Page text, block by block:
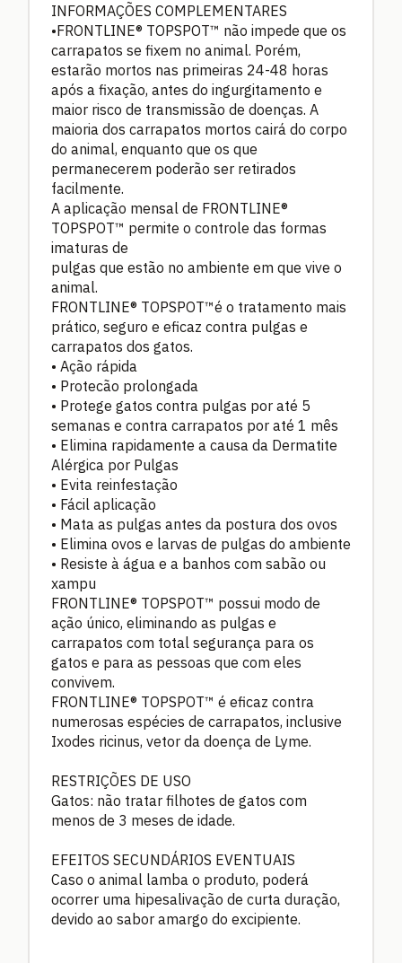
INFORMAÇÕES COMPLEMENTARES
•FRONTLINE® TOPSPOT™ não impede que os
carrapatos se fixem no animal. Porém,
estarão mortos nas primeiras 24-48 horas
após a fixação, antes do ingurgitamento e
maior risco de transmissão de doenças. A
maioria dos carrapatos mortos cairá do corpo
do animal, enquanto que os que
permanecerem poderão ser retirados
facilmente.
A aplicação mensal de FRONTLINE®
TOPSPOT™ permite o controle das formas
imaturas de
pulgas que estão no ambiente em que vive o
animal.
FRONTLINE® TOPSPOT™é o tratamento mais
prático, seguro e eficaz contra pulgas e
carrapatos dos gatos.
• Ação rápida
• Protecão prolongada
• Protege gatos contra pulgas por até 5
semanas e contra carrapatos por até 1 mês
• Elimina rapidamente a causa da Dermatite
Alérgica por Pulgas
• Evita reinfestação
• Fácil aplicação
• Mata as pulgas antes da postura dos ovos
• Elimina ovos e larvas de pulgas do ambiente
• Resiste à água e a banhos com sabão ou
xampu
FRONTLINE® TOPSPOT™ possui modo de
ação único, eliminando as pulgas e
carrapatos com total segurança para os
gatos e para as pessoas que com eles
convivem.
FRONTLINE® TOPSPOT™ é eficaz contra
numerosas espécies de carrapatos, inclusive
Ixodes ricinus, vetor da doença de Lyme.
RESTRIÇÕES DE USO
Gatos: não tratar filhotes de gatos com
menos de 3 meses de idade.
EFEITOS SECUNDÁRIOS EVENTUAIS
Caso o animal lamba o produto, poderá
ocorrer uma hipesalivação de curta duração,
devido ao sabor amargo do excipiente.